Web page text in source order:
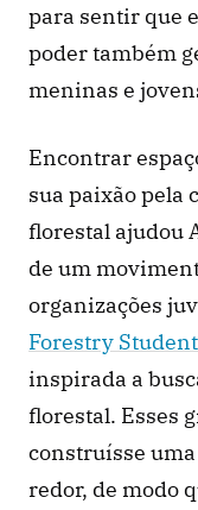
para sentir que
poder também
meninas e
Encontrar
sua paixão pela
florestal ajudou
de um
organizações
Forestry
inspirada a
florestal. Esses
construísse
redor, de modo